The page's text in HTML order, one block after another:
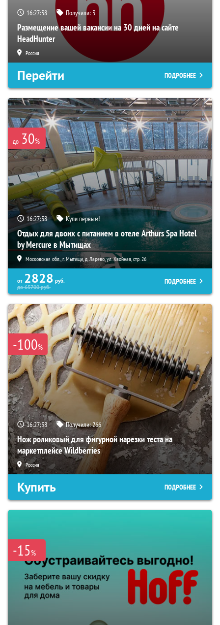
16:27:37 Получили: 3
Размещение вашей вакансии на 30 дней на сайте
HeadHunter
Россия
Перейти ПОДРОБНЕЕ
до 30%
16:27:37 Купи первым!
Отдых для двоих с питанием в отеле Arthurs Spa Hotel
by Mercure в Мытищах
Московская обл., г. Мытищи, д. Ларево, ул. Хвойная, стр. 26
от 2828 руб.
до65700руб.
ПОДРОБНЕЕ
-100%
16:27:37 Получили:266
Нож роликовый для фигурной нарезки теста на
маркетплейсе Wildberries
Россия
Купить ПОДРОБНЕЕ
-15%